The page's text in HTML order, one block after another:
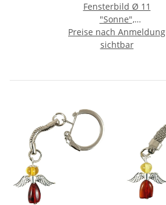
Fensterbild Ø 11
"Sonne",
Bernstein/Birke
Preise nach Anmeldung
sichtbar